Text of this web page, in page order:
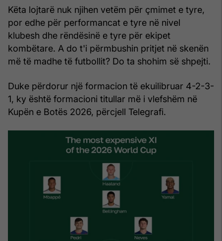
Këta lojtarë nuk njihen vetëm për çmimet e tyre,
por edhe për performancat e tyre në nivel
klubesh dhe rëndësinë e tyre për ekipet
kombëtare. A do t'i përmbushin pritjet në skenën
më të madhe të futbollit? Do ta shohim së shpejti.
Duke përdorur një formacion të ekuilibruar 4-2-3-
1, ky është formacioni titullar më i vlefshëm në
Kupën e Botës 2026, përcjell Telegrafi.